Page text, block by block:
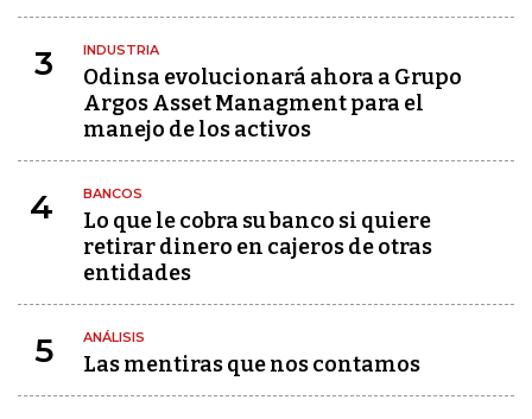
3 INDUSTRIA
Odinsa evolucionará ahora a Grupo
Argos Asset Managment para el
manejo de los activos
4 BANCOS
Lo que le cobra su banco si quiere
retirar dinero en cajeros de otras
entidades
5 ANÁLISIS
Las mentiras que nos contamos